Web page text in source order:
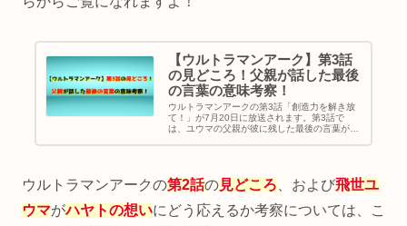
【ウルトラマンアーク】第3話
の見どころ！父親が話した最後
の言葉の意味考察！
ウルトラマンアークの第3話「創造力を解き放
て！」が7月20日に放送されます。第3話で
は、ユウマの父親が彼に残した最後の言葉が重
ウルトラマンアークの第2話の見どころ 、および飛世ユ
ウマがハヤトの想いにどう応えるか考察については、こ